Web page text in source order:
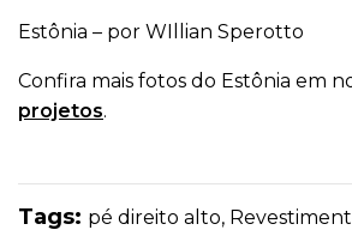
Estônia – por WIllian Sperotto
Confira mais fotos do Estônia em
projetos.
Tags: pé direito alto,